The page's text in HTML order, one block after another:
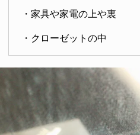
・家具や家電の上や裏
・クローゼットの中